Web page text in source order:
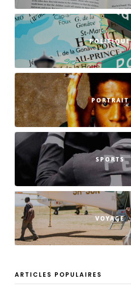
POLITIQUE
PORTRAIT
SPORTS
VOYAGE
ARTICLES POPULAIRES